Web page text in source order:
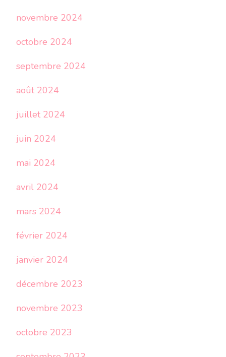
novembre 2024
octobre 2024
septembre 2024
août 2024
juillet 2024
juin 2024
mai 2024
avril 2024
mars 2024
février 2024
janvier 2024
décembre 2023
novembre 2023
octobre 2023